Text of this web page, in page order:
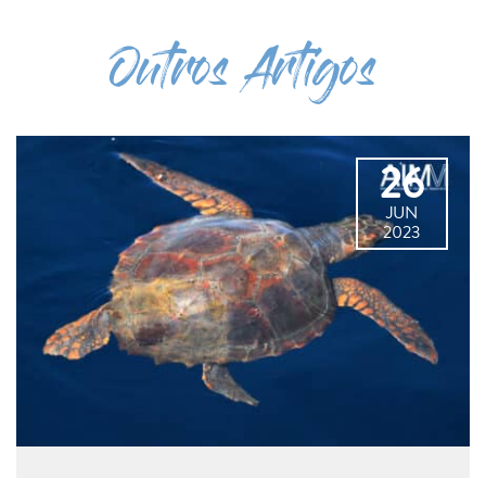
Outros Artigos
26
JUN
2023